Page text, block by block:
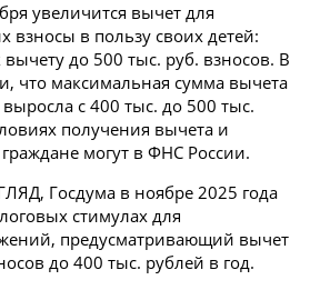
увеличится вычет для
взносы в пользу своих детей:
вычету до 500 тыс. руб. взносов. В
что максимальная сумма вычета
с 400 тыс. до 500 тыс.
получения вычета и
могут в ФНС России.
Госдума в ноябре 2025 года
стимулах для
предусматривающий вычет
до 400 тыс. рублей в год.